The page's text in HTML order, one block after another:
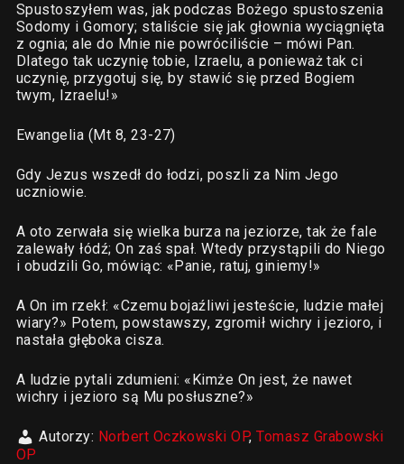
Spustoszyłem was, jak podczas Bożego spustoszenia
Sodomy i Gomory; staliście się jak głownia wyciągnięta
z ognia; ale do Mnie nie powróciliście – mówi Pan.
Dlatego tak uczynię tobie, Izraelu, a ponieważ tak ci
uczynię, przygotuj się, by stawić się przed Bogiem
twym, Izraelu!»
Ewangelia (Mt 8, 23-27)
Gdy Jezus wszedł do łodzi, poszli za Nim Jego
uczniowie.
A oto zerwała się wielka burza na jeziorze, tak że fale
zalewały łódź; On zaś spał. Wtedy przystąpili do Niego
i obudzili Go, mówiąc: «Panie, ratuj, giniemy!»
A On im rzekł: «Czemu bojaźliwi jesteście, ludzie małej
wiary?» Potem, powstawszy, zgromił wichry i jezioro, i
nastała głęboka cisza.
A ludzie pytali zdumieni: «Kimże On jest, że nawet
wichry i jezioro są Mu posłuszne?»
Autorzy: Norbert Oczkowski OP,Tomasz Grabowski
OP